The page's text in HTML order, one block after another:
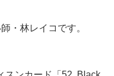
・林レイコです。